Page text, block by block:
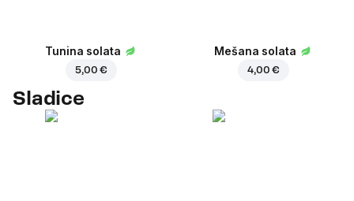
Tunina solata
5,00 €
Mešana solata
4,00 €
Sladice